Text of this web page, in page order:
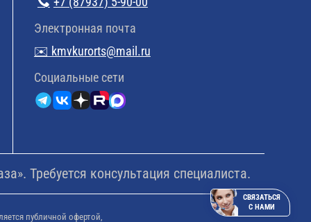
Электронная почта
✉️ kmvkurorts@mail.ru
Cоциальные сети
Требуется консультация специалиста.
публичной офертой,
СВЯЗАТЬСЯ
С НАМИ